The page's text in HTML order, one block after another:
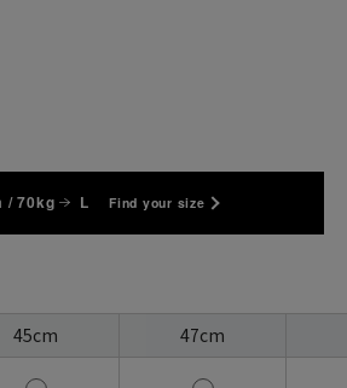
/ 70kg L Find your size
45cm 47cm